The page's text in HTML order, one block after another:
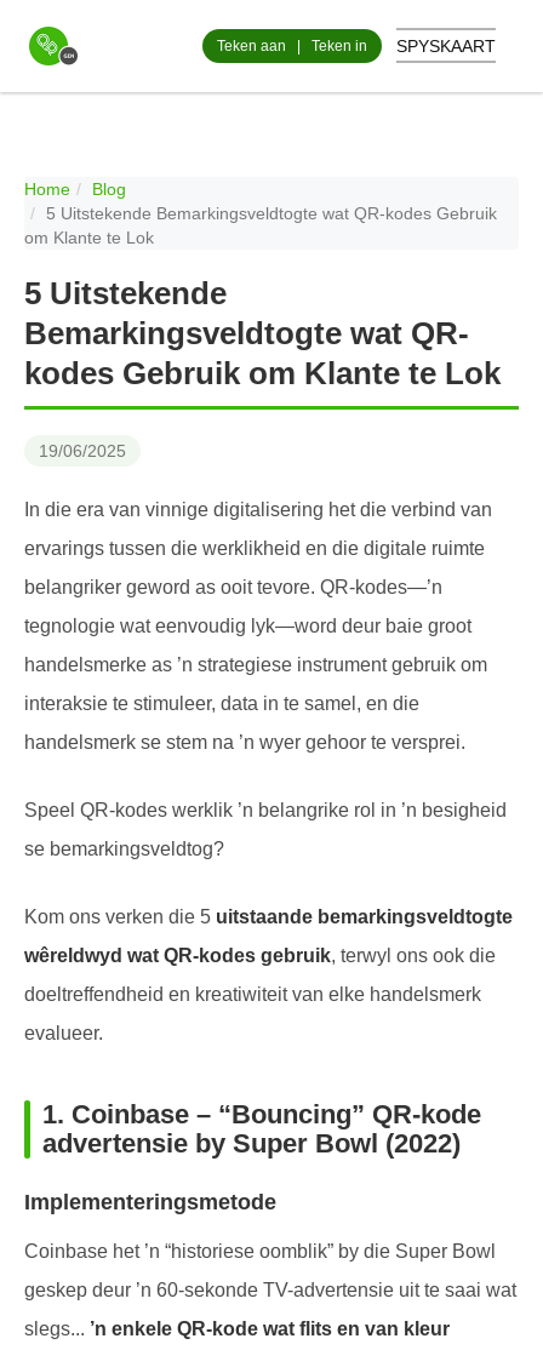
Teken aan Teken in SPYSKAART
Home
Blog
5 Uitstekende Bemarkingsveldtogte wat QR-kodes Gebruik
om Klante te Lok
5 Uitstekende
Bemarkingsveldtogte wat QR-
kodes Gebruik om Klante te Lok
19/06/2025
In die era van vinnige digitalisering het die verbind van
ervarings tussen die werklikheid en die digitale ruimte
belangriker geword as ooit tevore. QR-kodes—’n
tegnologie wat eenvoudig lyk—word deur baie groot
handelsmerke as ’n strategiese instrument gebruik om
interaksie te stimuleer, data in te samel, en die
handelsmerk se stem na ’n wyer gehoor te versprei.
Speel QR-kodes werklik ’n belangrike rol in ’n besigheid
se bemarkingsveldtog?
Kom ons verken die 5 uitstaande bemarkingsveldtogte
wêreldwyd wat QR-kodes gebruik, terwyl ons ook die
doeltreffendheid en kreatiwiteit van elke handelsmerk
evalueer.
1. Coinbase – “Bouncing” QR-kode
advertensie by Super Bowl (2022)
Implementeringsmetode
Coinbase het ’n “historiese oomblik” by die Super Bowl
geskep deur ’n 60-sekonde TV-advertensie uit te saai wat
slegs... ’n enkele QR-kode wat flits en van kleur